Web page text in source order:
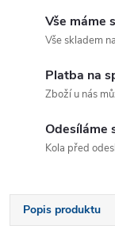
Vše máme
Vše skladem
Platba na
Zboží u nás
Odesíláme
Kola před
Popis produktu